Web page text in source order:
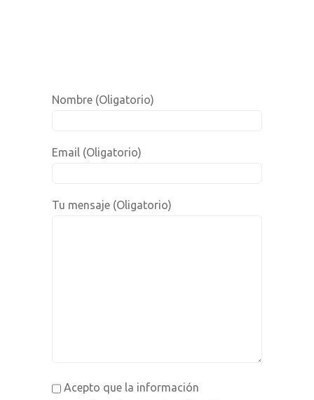
Nombre (Oligatorio)
Email (Oligatorio)
Tu mensaje (Oligatorio)
Acepto que la información